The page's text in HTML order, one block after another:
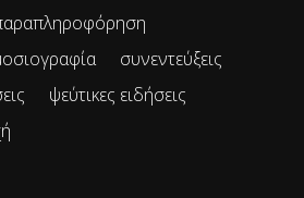
συνεντεύξεις
ψεύτικες ειδήσεις